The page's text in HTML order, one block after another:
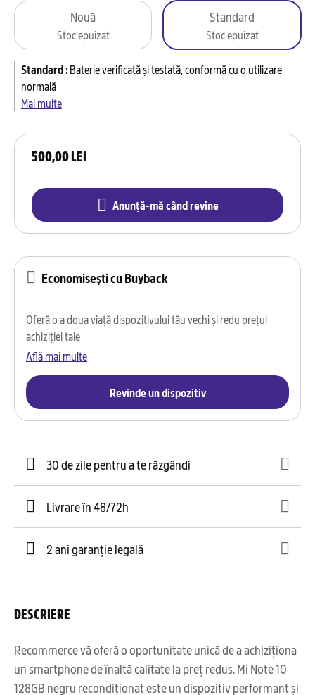
500,00 LEI
Anunță-mă când revine
Nouă
Stoc epuizat
Standard
Stoc epuizat
Standard:Baterie verificată și testată, conformă cu o utilizare
normală
Mai multe
Economisești cu Buyback
Oferă o a doua viață dispozitivului tău vechi și redu prețul
achiziției tale
Află mai multe
Revinde un dispozitiv
30 de zile pentru a te răzgândi
Livrare în 48/72h
2 ani garanție legală
DESCRIERE
Recommerce vă oferă o oportunitate unică de a achiziționa
un smartphone de înaltă calitate la preț redus. Mi Note 10
128GB negru recondiționat este un dispozitiv performant și